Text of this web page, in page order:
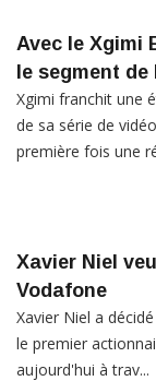
Avec le Xgimi
le segment
Xgimi franchit une
de sa série de
première fois une
Xavier Niel
Vodafone
Xavier Niel a
le premier
aujourd'hui à trav...